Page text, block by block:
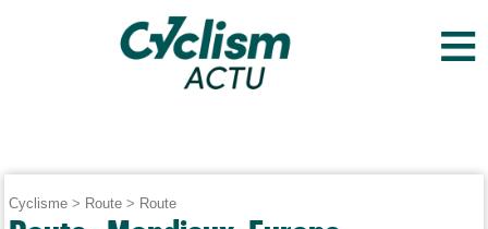
≡
Cyclisme > Route > Route